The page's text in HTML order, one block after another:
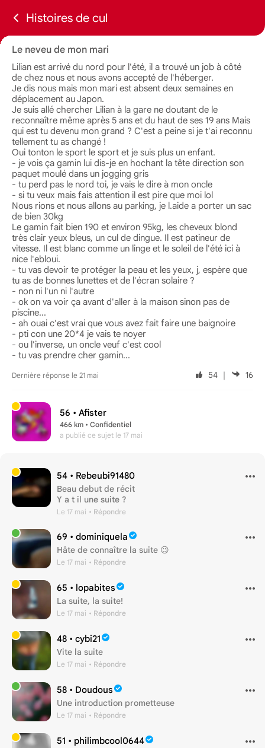
Histoires de cul
Le neveu de mon mari
Lilian est arrivé du nord pour l'été, il a trouvé un job à côté
de chez nous et nous avons accepté de l'héberger.
Je dis nous mais mon mari est absent deux semaines en
déplacement au Japon.
Je suis allé chercher Lilian à la gare ne doutant de le
reconnaître même après 5 ans et du haut de ses 19 ans Mais
qui est tu devenu mon grand ? C'est a peine si je t'ai reconnu
tellement tu as changé !
Oui tonton le sport le sport et je suis plus un enfant.
- je vois ça gamin lui dis-je en hochant la tête direction son
paquet moulé dans un jogging gris
- tu perd pas le nord toi, je vais le dire à mon oncle
- si tu veux mais fais attention il est pire que moi lol
Nous rions et nous allons au parking, je l.aide a porter un sac
de bien 30kg
Le gamin fait bien 190 et environ 95kg, les cheveux blond
très clair yeux bleus, un cul de dingue. Il est patineur de
vitesse. Il est blanc comme un linge et le soleil de l'été ici à
nice l'ebloui.
- tu vas devoir te protéger la peau et les yeux, j, espère que
tu as de bonnes lunettes et de l'écran solaire ?
- non ni l'un ni l'autre
- ok on va voir ça avant d'aller à la maison sinon pas de
piscine...
- ah ouai c'est vrai que vous avez fait faire une baignoire
- pti con une 20*4 je vais te noyer
- ou l'inverse, un oncle veuf c'est cool
- tu vas prendre cher gamin...
Dernière réponse le 21 mai 54 ｜ 16
56 • Afister
466 km • Confidentiel
a publié ce sujet le 17 mai
54 • Rebeubi91480
Beau debut de récit
Y a t il une suite ?
Le 17 mai • Répondre
69 • dominiquela
Hâte de connaître la suite 😉
Le 17 mai • Répondre
65 • lopabites
La suite, la suite!
Le 17 mai • Répondre
48 • cybi21
Vite la suite
Le 17 mai • Répondre
58 • Doudous
Une introduction prometteuse
Le 17 mai • Répondre
51 • philimbcool0644